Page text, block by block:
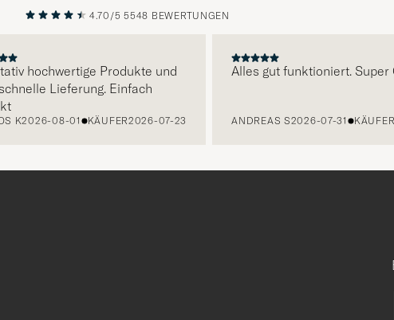
VORHERIGE
4.70/5 5548 BEWERTUNGEN
hochwertige Produkte und
Lieferung. Einfach
2026-08-01 KÄUFER 2026-07-23
Alles gut funktioniert. Super
ANDREAS S2026-07-31 KÄUFER